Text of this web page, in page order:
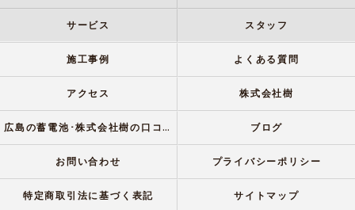
サービス スタッフ
施工事例 よくある質問
アクセス 株式会社樹
広島の蓄電池･株式会社樹の口コミ情報 ブログ
お問い合わせ プライバシーポリシー
特定商取引法に基づく表記 サイトマップ